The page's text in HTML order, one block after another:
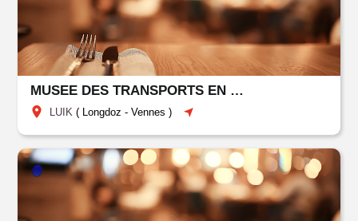
MUSEE DES TRANSPORTS EN COMMUN DU PAYS DE LIEGE
LUIK ( Longdoz - Vennes )